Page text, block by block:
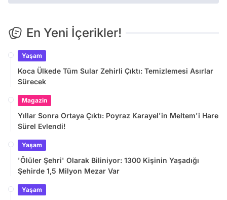
En Yeni İçerikler!
Yaşam
Koca Ülkede Tüm Sular Zehirli Çıktı: Temizlemesi Asırlar
Sürecek
Magazin
Yıllar Sonra Ortaya Çıktı: Poyraz Karayel'in Meltem'i Hare
Sürel Evlendi!
Yaşam
'Ölüler Şehri' Olarak Biliniyor: 1300 Kişinin Yaşadığı
Şehirde 1,5 Milyon Mezar Var
Yaşam